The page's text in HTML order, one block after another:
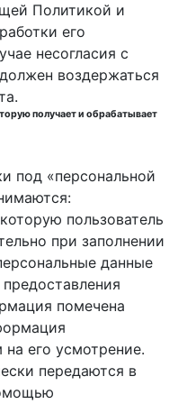
Политикой и
его
несогласия с
воздержаться
получает и обрабатывает
под «персональной
пользователь
при заполнении
данные
помечена
на его усмотрение.
передаются в